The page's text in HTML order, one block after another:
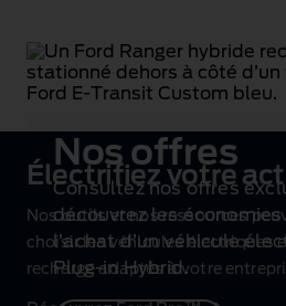
Nos offres
Consultez nos offres
découvrez les
l’achat d’un véhicule
Plug‑in Hybrid.
Électrifiez votre
Nos outils et nos ressources
choisir les véhicules électriques
recharge adaptés à votre